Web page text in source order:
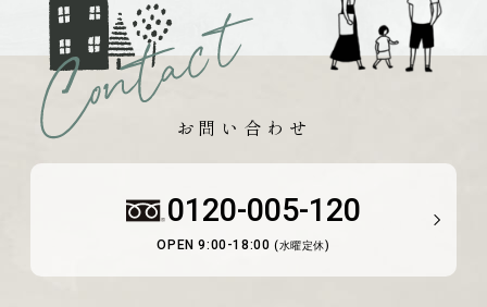
お問い合わせ
0120-005-120
OPEN 9:00-18:00 (水曜定休)